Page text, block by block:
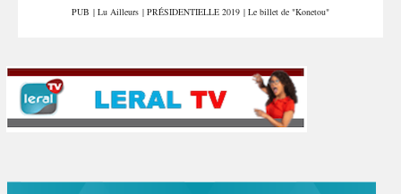
PUB | Lu Ailleurs | PRÉSIDENTIELLE 2019 | Le billet de "Konetou"